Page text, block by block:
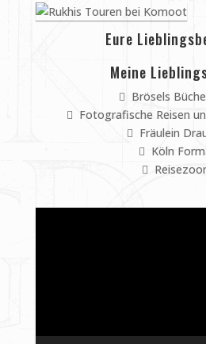
Eure
Meine
Brösels
Fotografische Reisen
Fräulein
Köln